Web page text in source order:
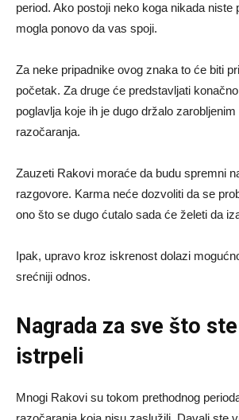
period. Ako postoji neko koga nikada niste
mogla ponovo da vas spoji.
Za neke pripadnike ovog znaka to će biti
početak. Za druge će predstavljati
poglavlja koje ih je dugo držalo
razočaranja.
Zauzeti Rakovi moraće da budu spremni
razgovore. Karma neće dozvoliti da se
ono što se dugo ćutalo sada će želeti da
Ipak, upravo kroz iskrenost dolazi
srećniji odnos.
Nagrada za sve što
istrpeli
Mnogi Rakovi su tokom prethodnog